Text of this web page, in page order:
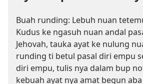
Buah runding: Lebuh nuan
Kudus ke ngasuh nuan andal
Jehovah, tauka ayat ke nulung
runding ti betul pasal diri empu
diri empu, tulis nya dalam bup
kebuah ayat nya amat begun